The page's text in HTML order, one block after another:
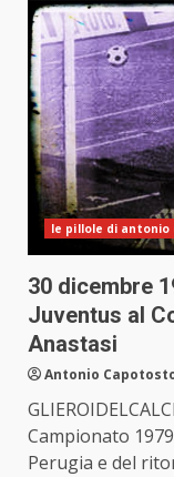
le pillole di
30 dicembre
Juventus al
Anastasi
Antonio
Campionato
Perugia e del